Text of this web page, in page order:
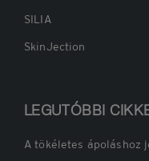
SILIA
SkinJection
LEGUTÓBBI
A tökéletes ápoláshoz